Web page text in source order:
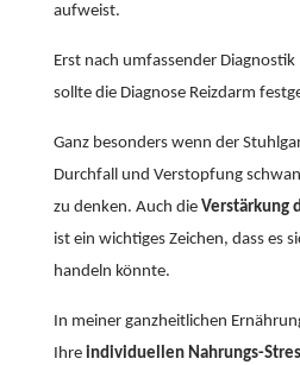
aufweist.
Erst nach umfassender
sollte die Diagnose Reizdarm
Ganz besonders wenn der
Durchfall und Verstopfung
zu denken. Auch die Verstärkung
ist ein wichtiges Zeichen, dass es
handeln könnte.
In meiner ganzheitlichen
Ihre individuellen Nahrungs-